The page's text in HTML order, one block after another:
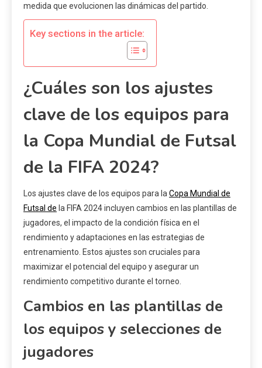
medida que evolucionen las dinámicas del partido.
Key sections in the article:
¿Cuáles son los ajustes
clave de los equipos para
la Copa Mundial de Futsal
de la FIFA 2024?
Los ajustes clave de los equipos para la Copa Mundial de
Futsal de la FIFA 2024 incluyen cambios en las plantillas de
jugadores, el impacto de la condición física en el
rendimiento y adaptaciones en las estrategias de
entrenamiento. Estos ajustes son cruciales para
maximizar el potencial del equipo y asegurar un
rendimiento competitivo durante el torneo.
Cambios en las plantillas de
los equipos y selecciones de
jugadores